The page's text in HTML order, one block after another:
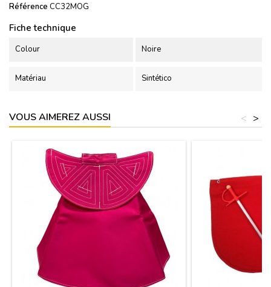
Référence CC32MOG
Fiche technique
Colour Noire
Matériau Sintético
VOUS AIMEREZ AUSSI >
<